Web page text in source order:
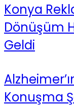
Konya
Dönüşüm
Geldi
Konuşma